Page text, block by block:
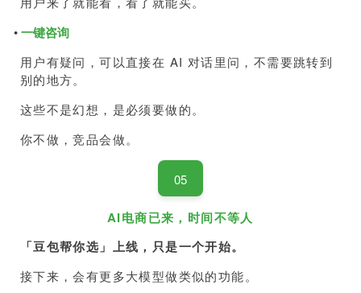
•一键咨询
用户有疑问，可以直接在 AI 对话里问，不需要跳转到
别的地方。
这些不是幻想，是必须要做的。
你不做，竞品会做。
05
AI电商已来，时间不等人
「豆包帮你选」上线，只是一个开始。
接下来，会有更多大模型做类似的功能。